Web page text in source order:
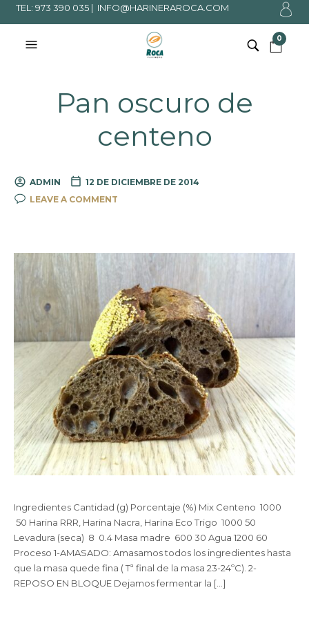
TEL: 973 390 035 | INFO@HARINERAROCA.COM
0
Pan oscuro de
centeno
ADMIN
12 DE DICIEMBRE DE 2014
LEAVE A COMMENT
Ingredientes Cantidad (g) Porcentaje (%) Mix Centeno 1000
50 Harina RRR, Harina Nacra, Harina Eco Trigo 1000 50
Levadura (seca) 8 0.4 Masa madre 600 30 Agua 1200 60
Proceso 1-AMASADO: Amasamos todos los ingredientes hasta
que la masa quede fina ( Tª final de la masa 23-24ºC). 2-
REPOSO EN BLOQUE Dejamos fermentar la […]